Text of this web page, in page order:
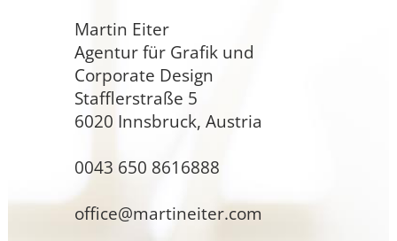
Martin Eiter
Agentur für Grafik und
Corporate Design
Stafflerstraße 5
6020 Innsbruck, Austria
0043 650 8616888
office@martineiter.com